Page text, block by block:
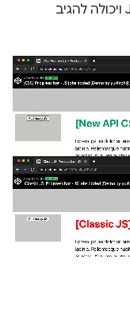
בכלל מהעבודה הכבדה של JavaScript ויכולה להגיב